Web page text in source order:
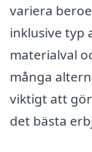
variera
inklusive typ
materialval
många
viktigt att
det bästa